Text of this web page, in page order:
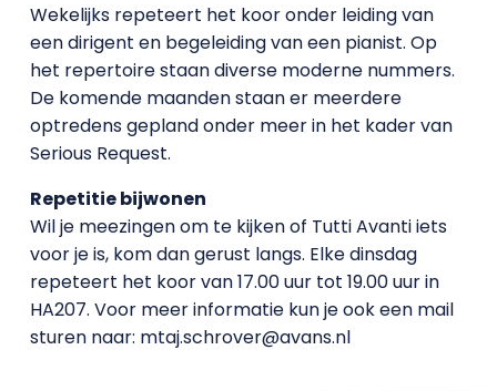
Wekelijks repeteert het koor onder leiding van
een dirigent en begeleiding van een pianist. Op
het repertoire staan diverse moderne nummers.
De komende maanden staan er meerdere
optredens gepland onder meer in het kader van
Serious Request.
Repetitie bijwonen
Wil je meezingen om te kijken of Tutti Avanti iets
voor je is, kom dan gerust langs. Elke dinsdag
repeteert het koor van 17.00 uur tot 19.00 uur in
HA207. Voor meer informatie kun je ook een mail
sturen naar: mtaj.schrover@avans.nl